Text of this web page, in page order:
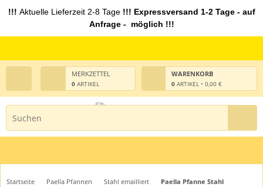
!!! Aktuelle Lieferzeit 2-8 Tage !!! Expressversand 1-2 Tage - auf
Anfrage - möglich !!!
WARENKORB
0 ARTIKEL • 0,00 €
MERKZETTEL
0 ARTIKEL
Startseite Paella Pfannen Stahl emailliert
Paella Pfanne Stahl